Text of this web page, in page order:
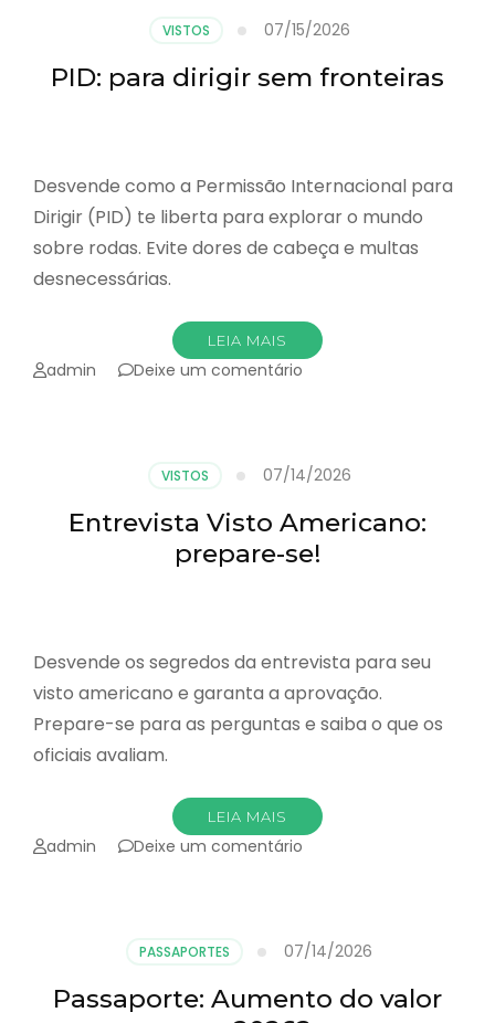
Rápido
2026
VISTOS 07/15/2026
PID: para dirigir sem fronteiras
Desvende como a Permissão Internacional para
Dirigir (PID) te liberta para explorar o mundo
sobre rodas. Evite dores de cabeça e multas
desnecessárias.
LEIA MAIS
admin Deixe um comentário
fronteiras
VISTOS 07/14/2026
Entrevista Visto Americano:
prepare-se!
Desvende os segredos da entrevista para seu
visto americano e garanta a aprovação.
Prepare-se para as perguntas e saiba o que os
oficiais avaliam.
LEIA MAIS
admin Deixe um comentário
se!
PASSAPORTES 07/14/2026
Passaporte: Aumento do valor